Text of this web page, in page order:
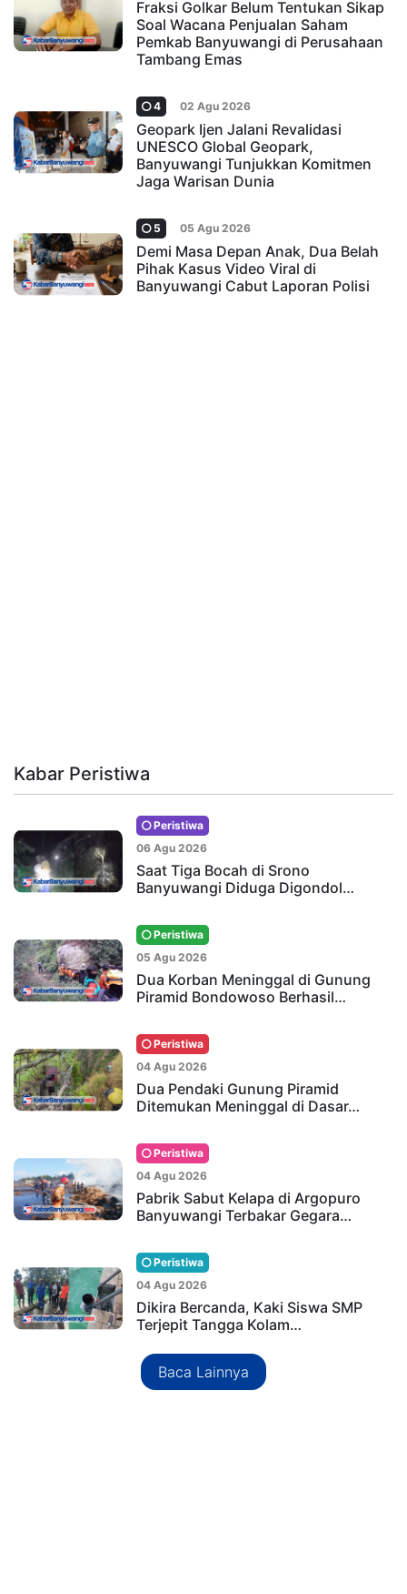
Fraksi Golkar Belum Tentukan Sikap
Soal Wacana Penjualan Saham
Pemkab Banyuwangi di Perusahaan
Tambang Emas
4 02 Agu 2026
Geopark Ijen Jalani Revalidasi
UNESCO Global Geopark,
Banyuwangi Tunjukkan Komitmen
Jaga Warisan Dunia
5 05 Agu 2026
Demi Masa Depan Anak, Dua Belah
Pihak Kasus Video Viral di
Banyuwangi Cabut Laporan Polisi
Kabar Peristiwa
Peristiwa
06 Agu 2026
Saat Tiga Bocah di Srono
Banyuwangi Diduga Digondol…
Peristiwa
05 Agu 2026
Dua Korban Meninggal di Gunung
Piramid Bondowoso Berhasil…
Peristiwa
04 Agu 2026
Dua Pendaki Gunung Piramid
Ditemukan Meninggal di Dasar…
Peristiwa
04 Agu 2026
Pabrik Sabut Kelapa di Argopuro
Banyuwangi Terbakar Gegara…
Peristiwa
04 Agu 2026
Dikira Bercanda, Kaki Siswa SMP
Terjepit Tangga Kolam…
Baca Lainnya